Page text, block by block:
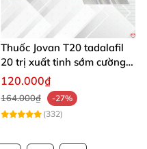
Thuốc Jovan T20 tadalafil
20 trị xuất tinh sớm cường
dương tăng sinh lý nam
120.000₫
164.000₫
-27%
(332)